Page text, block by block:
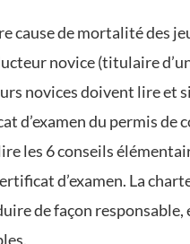
cause de mortalité des
novice (titulaire
novices doivent lire et
d’examen du permis de
les 6 conseils
d’examen. La
de façon responsable,